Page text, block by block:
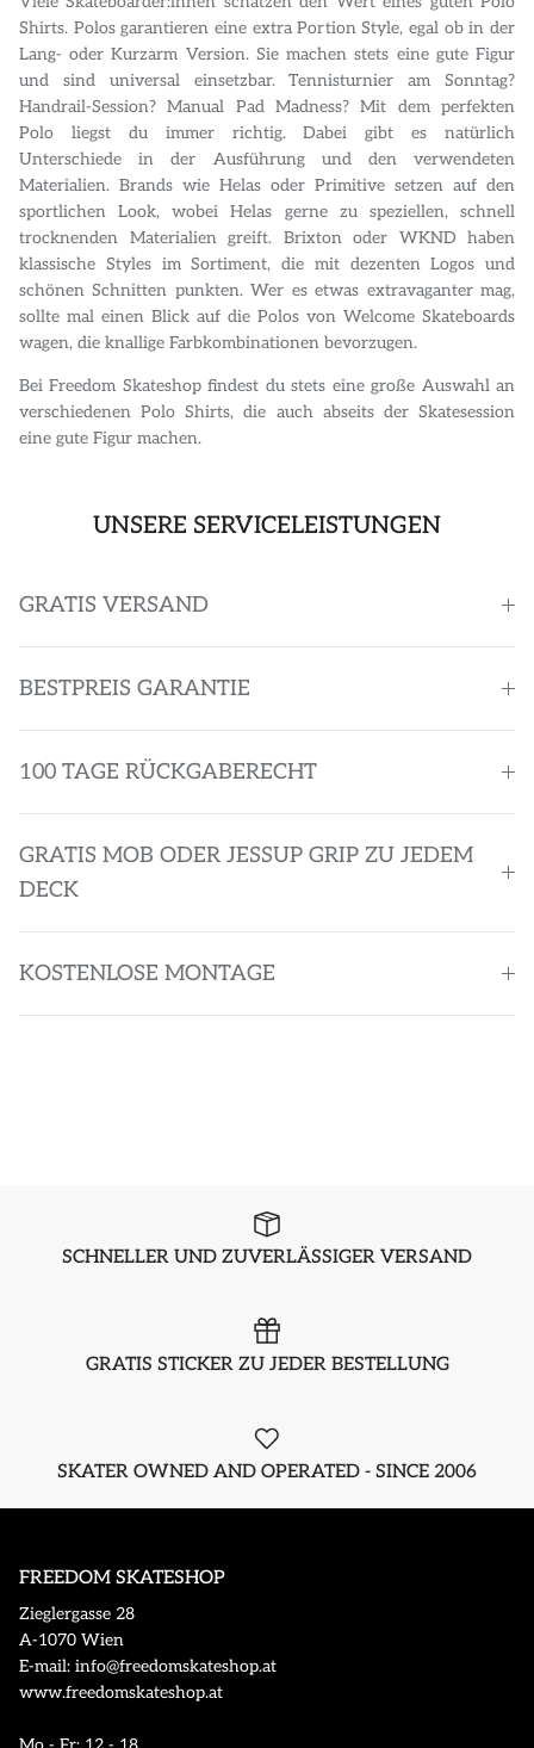
Shirts. Polos garantieren eine extra Portion Style, egal ob in der
Lang- oder Kurzarm Version. Sie machen stets eine gute Figur
und sind universal einsetzbar. Tennisturnier am Sonntag?
Handrail-Session? Manual Pad Madness? Mit dem perfekten
Polo liegst du immer richtig. Dabei gibt es natürlich
Unterschiede in der Ausführung und den verwendeten
Materialien. Brands wie Helas oder Primitive setzen auf den
sportlichen Look, wobei Helas gerne zu speziellen, schnell
trocknenden Materialien greift. Brixton oder WKND haben
klassische Styles im Sortiment, die mit dezenten Logos und
schönen Schnitten punkten. Wer es etwas extravaganter mag,
sollte mal einen Blick auf die Polos von Welcome Skateboards
wagen, die knallige Farbkombinationen bevorzugen.
Bei Freedom Skateshop findest du stets eine große Auswahl an
verschiedenen Polo Shirts, die auch abseits der Skatesession
eine gute Figur machen.
UNSERE SERVICELEISTUNGEN
GRATIS VERSAND
BESTPREIS GARANTIE
100 TAGE RÜCKGABERECHT
GRATIS MOB ODER JESSUP GRIP ZU JEDEM
DECK
KOSTENLOSE MONTAGE
SCHNELLER UND ZUVERLÄSSIGER VERSAND
GRATIS STICKER ZU JEDER BESTELLUNG
SKATER OWNED AND OPERATED - SINCE 2006
FREEDOM SKATESHOP
Zieglergasse 28
A-1070 Wien
E-mail: info@freedomskateshop.at
www.freedomskateshop.at